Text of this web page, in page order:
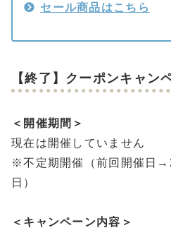
セール商品はこちら
【終了】クーポンキャン
＜開催期間＞
現在は開催していません
※不定期開催（前回開催日
日）
＜キャンペーン内容＞